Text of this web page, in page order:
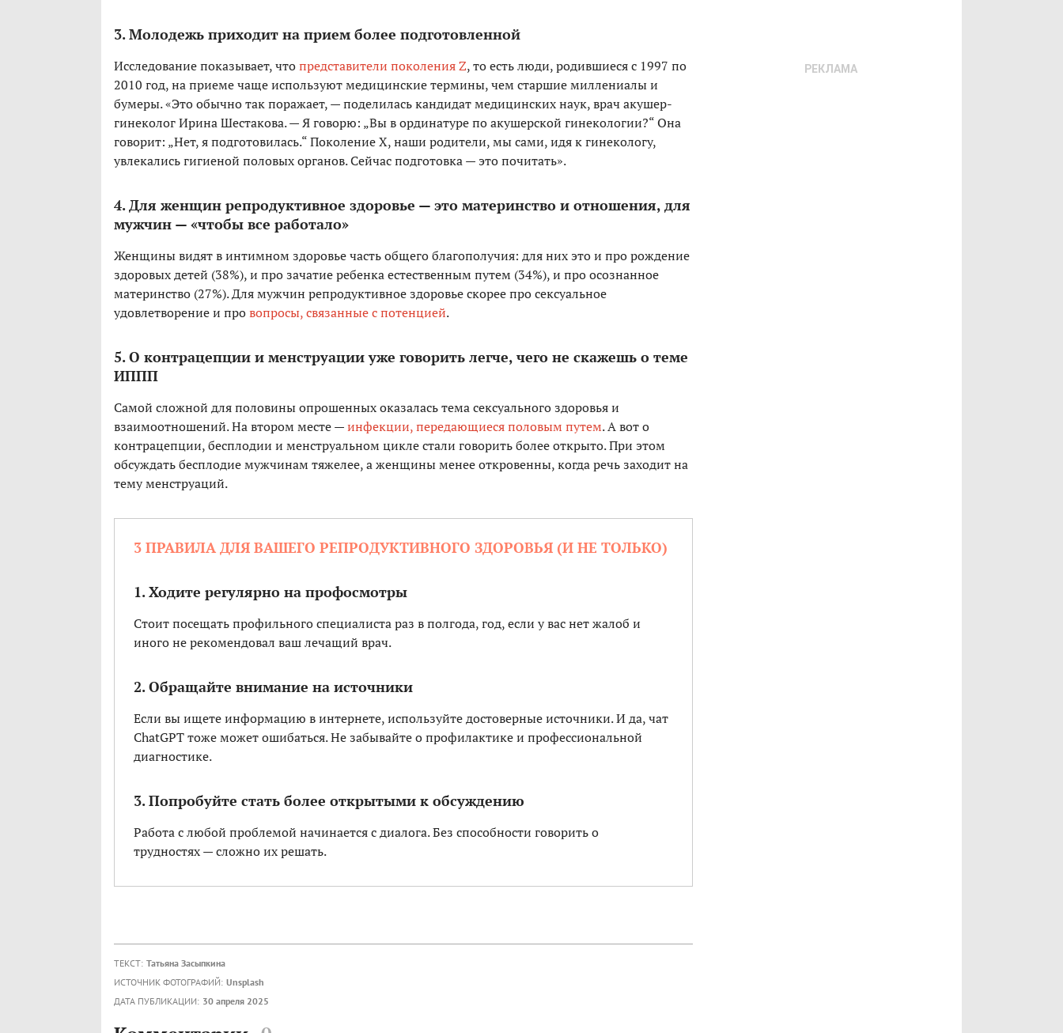
3. Молодежь приходит на прием более подготовленной
Исследование показывает, чтопредставители поколения Z, то есть люди, родившиеся с 1997 по
2010 год, на приеме чаще используют медицинские термины, чем старшие миллениалы и
бумеры. «Это обычно так поражает, — поделилась кандидат медицинских наук, врач акушер-
гинеколог Ирина Шестакова. — Я говорю: „Вы в ординатуре по акушерской гинекологии?“ Она
говорит: „Нет, я подготовилась.“ Поколение Х, наши родители, мы сами, идя к гинекологу,
увлекались гигиеной половых органов. Сейчас подготовка — это почитать».
4. Для женщин репродуктивное здоровье — это материнство и отношения, для
мужчин — «чтобы все работало»
Женщины видят в интимном здоровье часть общего благополучия: для них это и про рождение
здоровых детей (38%), и про зачатие ребенка естественным путем (34%), и про осознанное
материнство (27%). Для мужчин репродуктивное здоровье скорее про сексуальное
удовлетворение и провопросы, связанные с потенцией.
5. О контрацепции и менструации уже говорить легче, чего не скажешь о теме
ИППП
Самой сложной для половины опрошенных оказалась тема сексуального здоровья и
взаимоотношений. На втором месте —инфекции, передающиеся половым путем. А вот о
контрацепции, бесплодии и менструальном цикле стали говорить более открыто. При этом
обсуждать бесплодие мужчинам тяжелее, а женщины менее откровенны, когда речь заходит на
тему менструаций.
3 ПРАВИЛА ДЛЯ ВАШЕГО РЕПРОДУКТИВНОГО ЗДОРОВЬЯ (И НЕ ТОЛЬКО)
1. Ходите регулярно на профосмотры
Стоит посещать профильного специалиста раз в полгода, год, если у вас нет жалоб и
иного не рекомендовал ваш лечащий врач.
2. Обращайте внимание на источники
Если вы ищете информацию в интернете, используйте достоверные источники. И да, чат
ChatGPT тоже может ошибаться. Не забывайте о профилактике и профессиональной
диагностике.
3. Попробуйте стать более открытыми к обсуждению
Работа с любой проблемой начинается с диалога. Без способности говорить о
трудностях — сложно их решать.
ТЕКСТ: Татьяна Засыпкина
ИСТОЧНИК ФОТОГРАФИЙ: Unsplash
ДАТА ПУБЛИКАЦИИ: 30 апреля 2025